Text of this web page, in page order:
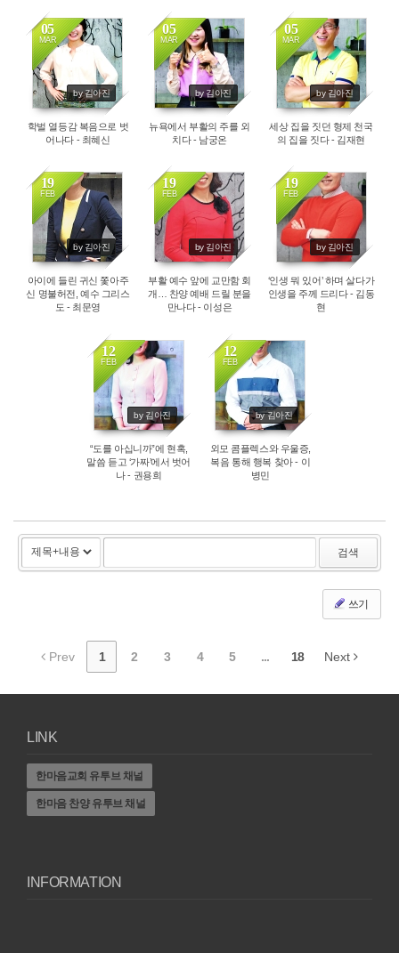
05
MAR
by 김아진
3824
학벌 열등감 복음으로 벗
어나다 - 최혜신
05
MAR
by 김아진
3639
뉴욕에서 부활의 주를 외
치다 - 남궁온
05
MAR
by 김아진
3598
세상 집을 짓던 형제 천국
의 집을 짓다 - 김재현
19
FEB
by 김아진
3827
아이에 들린 귀신 쫓아주
신 명불허전, 예수 그리스
도 - 최문영
19
FEB
by 김아진
3841
부활 예수 앞에 교만함 회
개… 찬양 예배 드릴 분을
만나다 - 이성은
19
FEB
by 김아진
‘인생 뭐 있어’ 하며 살다가
인생을 주께 드리다 - 김동
현
12
FEB
by 김아진
3732
“도를 아십니까”에 현혹,
말씀 듣고 ‘가짜’에서 벗어
나 - 권용희
12
FEB
by 김아진
3768
외모 콤플렉스와 우울증,
복음 통해 행복 찾아 - 이
병민
검색
쓰기
Prev 1 2 3 4 5 ... 18 Next
LINK
한마음교회 유투브 채널
한마음 찬양 유투브 채널
INFORMATION